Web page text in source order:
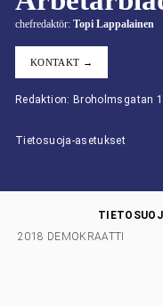
chefredaktör: Topi Lappalainen
KONTAKT →
Redaktion: Broholmsgatan
Tietosuoja-asetukset
2018 DEMOKRAATTI